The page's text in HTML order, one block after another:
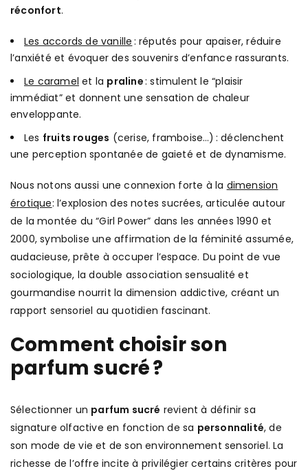
réconfort.
Les accords de vanille : réputés pour apaiser, réduire
l’anxiété et évoquer des souvenirs d’enfance rassurants.
Le caramel et la praline: stimulent le “plaisir
immédiat” et donnent une sensation de chaleur
enveloppante.
Les fruits rouges (cerise, framboise…) : déclenchent
une perception spontanée de gaieté et de dynamisme.
Nous notons aussi une connexion forte à la dimension
érotique: l’explosion des notes sucrées, articulée autour
de la montée du “Girl Power” dans les années 1990 et
2000, symbolise une affirmation de la féminité assumée,
audacieuse, prête à occuper l’espace. Du point de vue
sociologique, la double association sensualité et
gourmandise nourrit la dimension addictive, créant un
rapport sensoriel au quotidien fascinant.
Comment choisir son
parfum sucré ?
Sélectionner un parfum sucré revient à définir sa
signature olfactive en fonction de sa personnalité, de
son mode de vie et de son environnement sensoriel. La
richesse de l’offre incite à privilégier certains critères pour